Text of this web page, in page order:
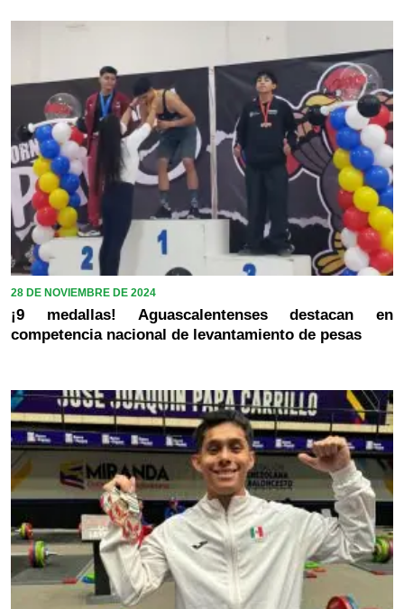
28 DE NOVIEMBRE DE 2024
¡9 medallas! Aguascalentenses destacan en
competencia nacional de levantamiento de pesas